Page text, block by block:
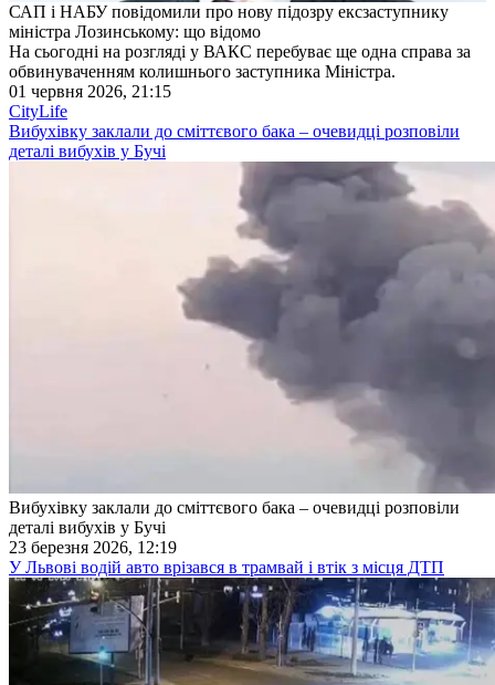
САП і НАБУ повідомили про нову підозру ексзаступнику
міністра Лозинському: що відомо
На сьогодні на розгляді у ВАКС перебуває ще одна справа за
обвинуваченням колишнього заступника Міністра.
01 червня 2026, 21:15
CityLife
Вибухівку заклали до сміттєвого бака – очевидці розповіли
деталі вибухів у Бучі
Вибухівку заклали до сміттєвого бака – очевидці розповіли
деталі вибухів у Бучі
23 березня 2026, 12:19
У Львові водій авто врізався в трамвай і втік з місця ДТП